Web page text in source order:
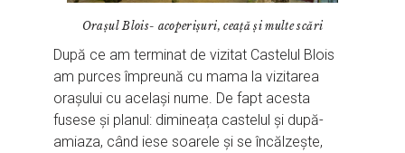
Orașul Blois- acoperișuri, ceață și multe scări
După ce am terminat de vizitat Castelul Blois
am purces împreună cu mama la vizitarea
orașului cu același nume. De fapt acesta
fusese și planul: dimineața castelul și după-
amiaza, când iese soarele și se încălzește,